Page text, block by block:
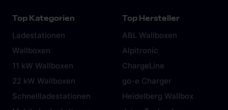
Top Kategorien
Ladestationen
Wallboxen
11 kW Wallboxen
22 kW Wallboxen
Schnellladestationen
Top Hersteller
ABL Wallboxen
Alpitronic
ChargeLine
go-e Charger
Heidelberg Wallbox